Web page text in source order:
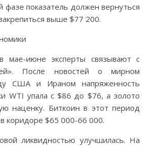
фазе показатель должен вернуться
выше $77 200.
мае-июне эксперты связывают с
После новостей о мирном
США и Ираном напряженность
WTI упала с $86 до $76, а золото
наценку. Биткоин в этот период
коридоре $65 000-66 000.
ликвидностью улучшилась. На